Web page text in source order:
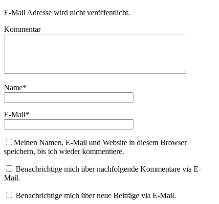
E-Mail Adresse wird nicht veröffentlicht.
Kommentar
Name*
E-Mail*
Meinen Namen, E-Mail und Website in diesem Browser
speichern, bis ich wieder kommentiere.
Benachrichtige mich über nachfolgende Kommentare via E-
Mail.
Benachrichtige mich über neue Beiträge via E-Mail.